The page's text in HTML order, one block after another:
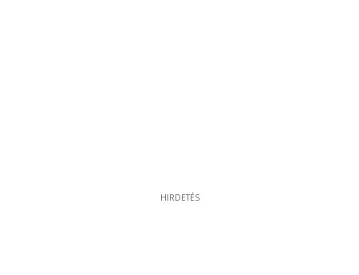
HIRDETÉS